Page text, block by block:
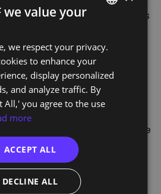
emitir e consultar faturas
impostos para pagar.
mais informações sobre as
e contributivas.
: se trabalhares com dados
seguir o Regulamento Geral de
de serviços
projeto por contrato para que
tenham claras as regras de
ENGLISH
we value your
we respect your privacy.
to enhance your
display personalized
and analyze traffic. By
All,' you agree to the use
more
ACCEPT ALL
DECLINE ALL